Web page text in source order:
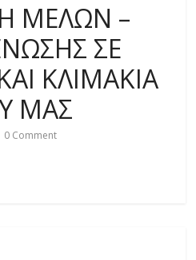
ΜΕΛΩΝ –
ΣΕ
ΚΛΙΜΑΚΙΑ
ΜΑΣ
0 Comment